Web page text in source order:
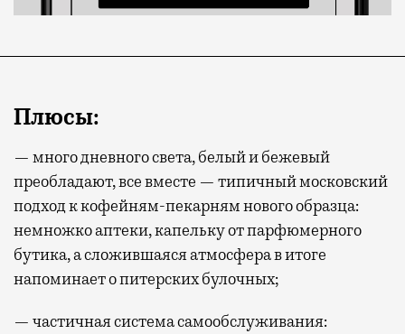
Плюсы:
— много дневного света, белый и бежевый
преобладают, все вместе — типичный московский
подход к кофейням-пекарням нового образца:
немножко аптеки, капельку от парфюмерного
бутика, а сложившаяся атмосфера в итоге
напоминает о питерских булочных;
— частичная система самообслуживания: